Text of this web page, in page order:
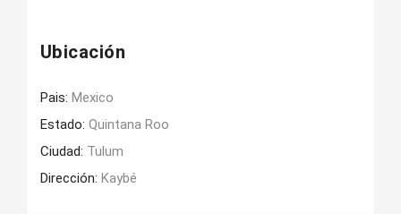
Ubicación
Pais: Mexico
Estado: Quintana Roo
Ciudad: Tulum
Dirección: Kaybé